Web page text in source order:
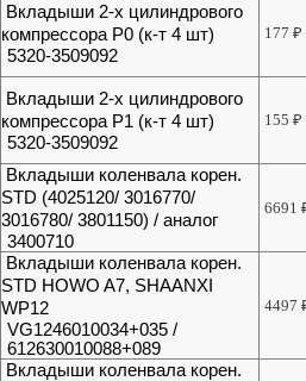
Вкладыши 2-х цилиндрового
компрессора Р0 (к-т 4 шт)
5320-3509092
177₽
Вкладыши 2-х цилиндрового
компрессора Р1 (к-т 4 шт)
5320-3509092
155₽
Вкладыши коленвала корен.
STD (4025120/ 3016770/
3016780/ 3801150) / аналог
3400710
6691
Вкладыши коленвала корен.
STD HOWO A7, SHAANXI
WP12
VG1246010034+035 /
612630010088+089
4497
Вкладыши коленвала корен.